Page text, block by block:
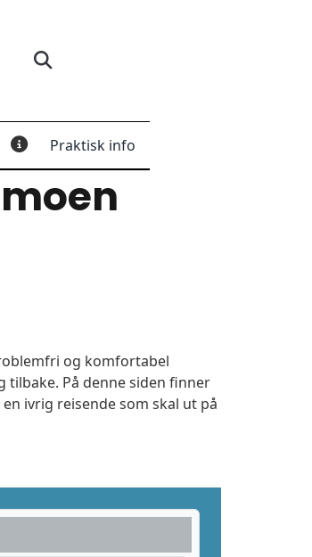
Praktisk info
og komfortabel
På denne siden finner
ivrig reisende som skal ut på